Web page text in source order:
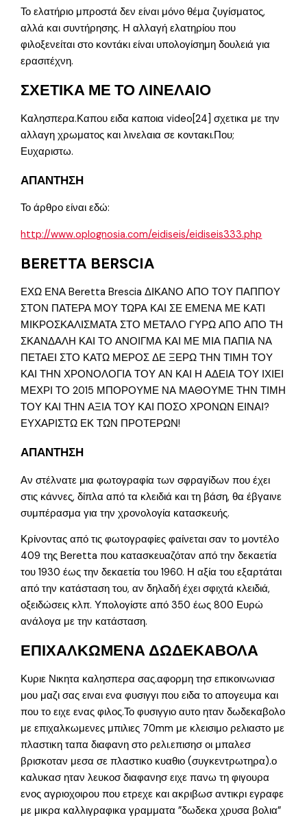
Το ελατήριο μπροστά δεν είναι μόνο θέμα ζυγίσματος,
αλλά και συντήρησης. Η αλλαγή ελατηρίου που
φιλοξενείται στο κοντάκι είναι υπολογίσημη δουλειά για
ερασιτέχνη.
ΣΧΕΤΙΚΑ ΜΕ ΤΟ ΛΙΝΕΛΑΙΟ
Καλησπερα.Καπου ειδα καποια video[24] σχετικα με την
αλλαγη χρωματος και λινελαια σε κοντακι.Που;
Ευχαριστω.
ΑΠΑΝΤΗΣΗ
Το άρθρο είναι εδώ:
http://www.oplognosia.com/eidiseis/eidiseis333.php
BERETTA BERSCIA
ΕΧΩ ΕΝΑ Beretta Brescia ΔΙΚΑΝΟ ΑΠΟ ΤΟΥ ΠΑΠΠΟΥ
ΣΤΟΝ ΠΑΤΕΡΑ ΜΟΥ ΤΩΡΑ ΚΑΙ ΣΕ ΕΜΕΝΑ ΜΕ ΚΑΤΙ
ΜΙΚΡΟΣΚΑΛΙΣΜΑΤΑ ΣΤΟ ΜΕΤΑΛΟ ΓΥΡΩ ΑΠΟ ΑΠΟ ΤΗ
ΣΚΑΝΔΑΛΗ ΚΑΙ ΤΟ ΑΝΟΙΓΜΑ ΚΑΙ ΜΕ ΜΙΑ ΠΑΠΙΑ ΝΑ
ΠΕΤΑΕΙ ΣΤΟ ΚΑΤΩ ΜΕΡΟΣ ΔΕ ΞΕΡΩ ΤΗΝ ΤΙΜΗ ΤΟΥ
ΚΑΙ ΤΗΝ ΧΡΟΝΟΛΟΓΙΑ ΤΟΥ ΑΝ ΚΑΙ Η ΑΔΕΙΑ ΤΟΥ ΙΧΙΕΙ
ΜΕΧΡΙ ΤΟ 2015 ΜΠΟΡΟΥΜΕ ΝΑ ΜΑΘΟΥΜΕ ΤΗΝ ΤΙΜΗ
ΤΟΥ ΚΑΙ ΤΗΝ ΑΞΙΑ ΤΟΥ ΚΑΙ ΠΟΣΟ ΧΡΟΝΩΝ ΕΙΝΑΙ?
ΕΥΧΑΡΙΣΤΩ ΕΚ ΤΩΝ ΠΡΟΤΕΡΩΝ!
ΑΠΑΝΤΗΣΗ
Αν στέλνατε μια φωτογραφία των σφραγίδων που έχει
στις κάννες, δίπλα από τα κλειδιά και τη βάση, θα έβγαινε
συμπέρασμα για την χρονολογία κατασκευής.
Κρίνοντας από τις φωτογραφίες φαίνεται σαν το μοντέλο
409 της Beretta που κατασκευαζόταν από την δεκαετία
του 1930 έως την δεκαετία του 1960. Η αξία του εξαρτάται
από την κατάσταση του, αν δηλαδή έχει σφιχτά κλειδιά,
οξειδώσεις κλπ. Υπολογίστε από 350 έως 800 Ευρώ
ανάλογα με την κατάσταση.
ΕΠΙΧΑΛΚΩΜΕΝΑ ΔΩΔΕΚΑΒΟΛΑ
Κυριε Νικητα καλησπερα σας.αφορμη τησ επικοινωνιασ
μου μαζι σας ειναι ενα φυσιγγι που ειδα το απογευμα και
που το ειχε ενας φιλος.Το φυσιγγιο αυτο ηταν δωδεκαβολο
με επιχαλκωμενες μπιλιες 70mm με κλεισιμο ρελιαστο με
πλαστικη ταπα διαφανη στο ρελι.επισησ οι μπαλεσ
βρισκοταν μεσα σε πλαστικο κυαθιο (συγκεντρωτηρα).ο
καλυκασ ηταν λευκοσ διαφανησ ειχε πανω τη φιγουρα
ενος αγριοχοιρου που ετρεχε και ακριβωσ αντικρι εγραφε
με μικρα καλλιγραφικα γραμματα ”δωδεκα χρυσα βολια”